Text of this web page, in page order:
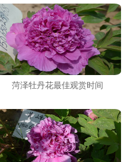
菏泽牡丹花最佳观赏时间